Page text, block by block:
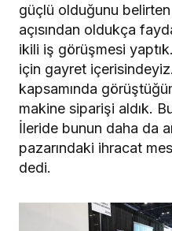
güçlü olduğunu
açısından oldukça
ikili iş görüşmesi
için gayret
kapsamında
makine siparişi aldık.
İleride bunun daha da
pazarındaki ihracat
dedi.